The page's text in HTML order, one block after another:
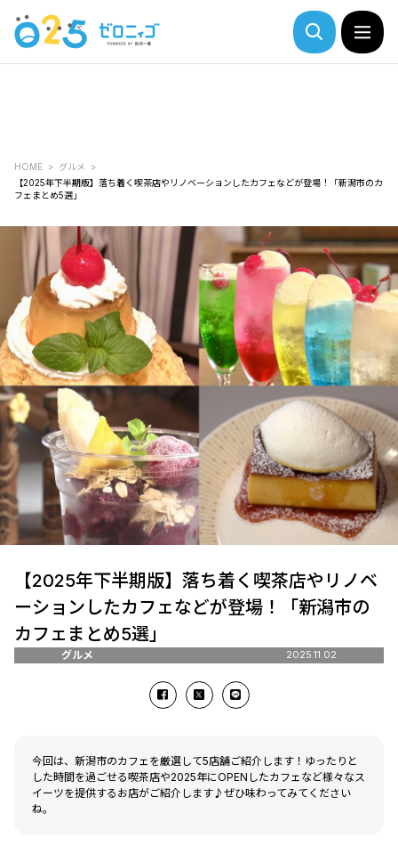
HOME
グルメ
【2025年下半期版】落ち着く喫茶店やリノベーションしたカフェなどが登場！「新潟市のカ
フェまとめ5選」
【2025年下半期版】落ち着く喫茶店やリノベ
ーションしたカフェなどが登場！「新潟市の
カフェまとめ5選」
グルメ 2025.11.02
今回は、新潟市のカフェを厳選して5店舖ご紹介します！ゆったりと
した時間を過ごせる喫茶店や2025年にOPENしたカフェなど様々なス
イーツを提供するお店がご紹介します♪ぜひ味わってみてください
ね。